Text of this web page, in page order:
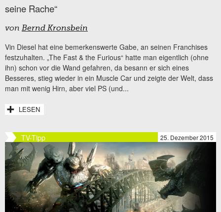
seine Rache“
von Bernd Kronsbein
Vin Diesel hat eine bemerkenswerte Gabe, an seinen Franchises
festzuhalten. „The Fast & the Furious“ hatte man eigentlich (ohne
ihn) schon vor die Wand gefahren, da besann er sich eines
Besseres, stieg wieder in ein Muscle Car und zeigte der Welt, dass
man mit wenig Hirn, aber viel PS (und...
LESEN
TV-Tipp 25. Dezember 2015